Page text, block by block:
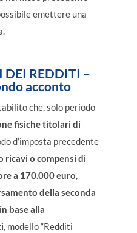
emettere una
REDDITI –
acconto
che, solo periodo
fisiche titolari di
d’imposta precedente
ricavi o compensi di
a 170.000 euro,
della seconda
base alla
, modello “Redditi